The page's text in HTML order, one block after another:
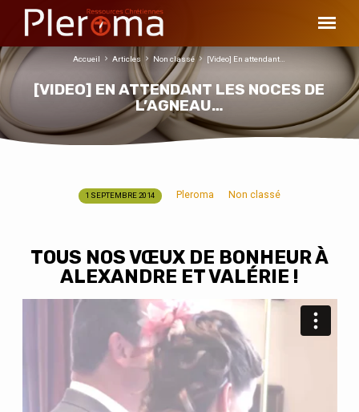
[VIDEO] EN ATTENDANT LES NOCES DE
L’AGNEAU…
Accueil Articles Non classé [Video] En attendant…
[VIDEO]
ATTENDANT
LES
NOCES
DE
L’AGNEAU…
1 SEPTEMBRE 2014 Pleroma Non classé
TOUS NOS VŒUX DE BONHEUR À
ALEXANDRE ET VALÉRIE !